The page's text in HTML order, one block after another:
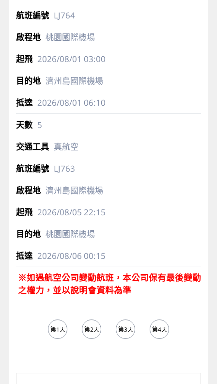
LJ764
桃園國際機場
2026/08/01 03:00
濟州島國際機場
2026/08/01 06:10
5
真航空
LJ763
濟州島國際機場
2026/08/05 22:15
桃園國際機場
2026/08/06 00:15
※如遇航空公司變動航班，本公司保有最後變動
之權力，並以說明會資料為準
第1天 第2天 第3天 第4天